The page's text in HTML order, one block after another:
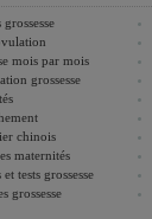
grossesse
mois par mois
grossesse
chinois
maternités
tests grossesse
grossesse